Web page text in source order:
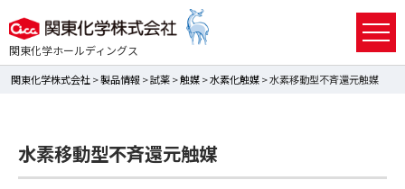
関東化学ホールディングス
関東化学株式会社>製品情報>試薬>触媒>水素化触媒> 水素移動型不斉還元触媒
水素移動型不斉還元触媒